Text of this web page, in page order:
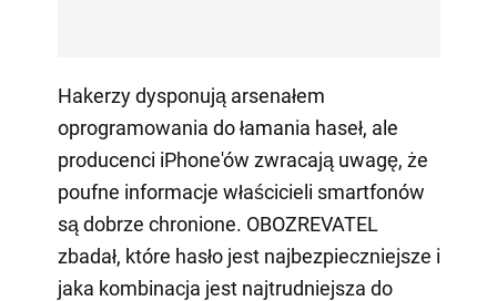
Hakerzy dysponują arsenałem
oprogramowania do łamania haseł, ale
producenci iPhone'ów zwracają uwagę, że
poufne informacje właścicieli smartfonów
są dobrze chronione. OBOZREVATEL
zbadał, które hasło jest najbezpieczniejsze i
jaka kombinacja jest najtrudniejsza do